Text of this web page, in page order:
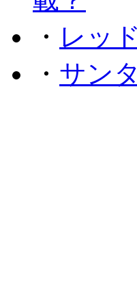
・ レッ
・ サン